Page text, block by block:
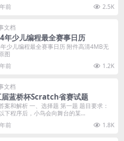
前
2.5K
文档
年少儿编程最全赛事日历
少儿编程最全赛事日历 附件高清4MB无
图
前
1.2K
文档
届蓝桥杯Scratch省赛试题
案和解析 一、选择题 第一题 题目要求：
下程序后，小鸟会向舞台的某...
前
1.8K